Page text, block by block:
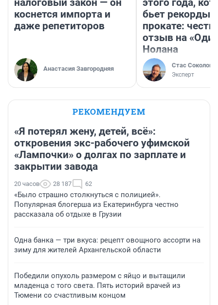
налоговый закон — он
коснется импорта и
даже репетиторов
Анастасия Завгородняя
этого года,
бьет рекорды в
прокате:
отзыв на
Нолана
Стас Соколов
Эксперт
РЕКОМЕНДУЕМ
«Я потерял жену, детей, всё»:
откровения экс-рабочего уфимской
«Лампочки» о долгах по зарплате и
закрытии завода
20 часов 28 187 62
«Было страшно столкнуться с полицией».
Популярная блогерша из Екатеринбурга честно
рассказала об отдыхе в Грузии
Одна банка — три вкуса: рецепт овощного ассорти на
зиму для жителей Архангельской области
Победили опухоль размером с яйцо и вытащили
младенца с того света. Пять историй врачей из
Тюмени со счастливым концом